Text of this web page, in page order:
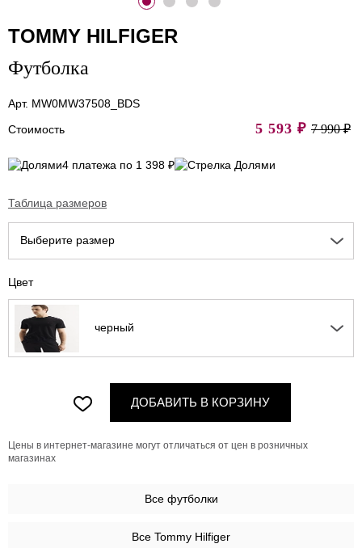
TOMMY HILFIGER
Футболка
Арт. MW0MW37508_BDS
Стоимость
5 593 ₽ 7 990 ₽
4 платежа по 1 398 ₽
Таблица размеров
Выберите размер
Цвет
черный
ДОБАВИТЬ В КОРЗИНУ
Цены в интернет-магазине могут отличаться от цен в розничных
магазинах
Все футболки
Все Tommy Hilfiger